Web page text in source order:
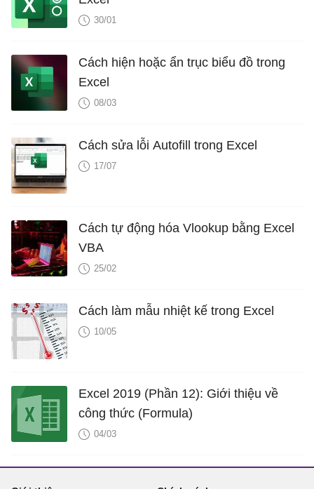
30/01
Cách hiện hoặc ẩn trục biểu đồ trong
Excel
08/03
Cách sửa lỗi Autofill trong Excel
17/07
Cách tự động hóa Vlookup bằng Excel
VBA
25/02
Cách làm mẫu nhiệt kế trong Excel
10/05
Excel 2019 (Phần 12): Giới thiệu về
công thức (Formula)
04/03